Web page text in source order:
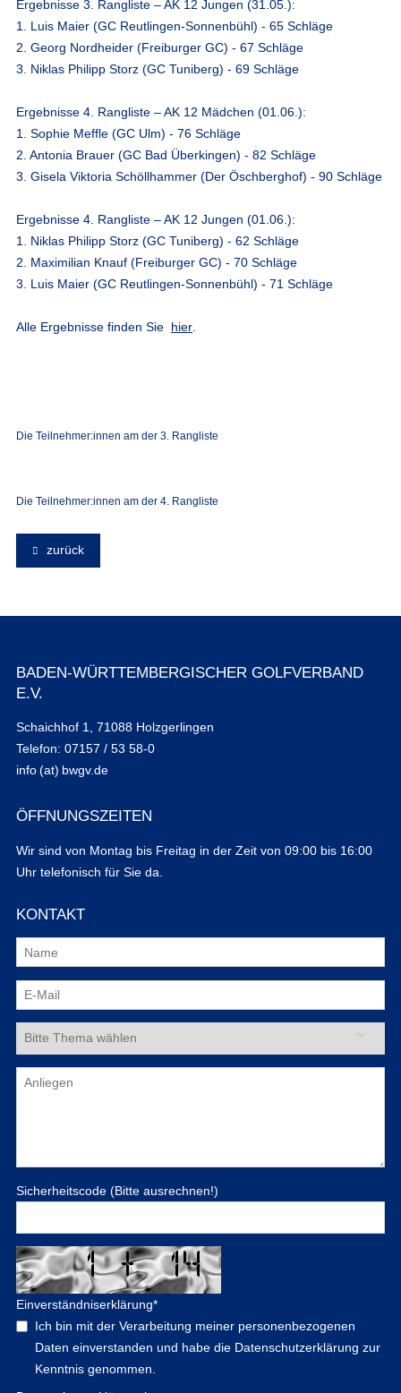
Ergebnisse 3. Rangliste – AK 12 Jungen (31.05.):
1. Luis Maier (GC Reutlingen-Sonnenbühl) - 65 Schläge
2. Georg Nordheider (Freiburger GC) - 67 Schläge
3. Niklas Philipp Storz (GC Tuniberg) - 69 Schläge
Ergebnisse 4. Rangliste – AK 12 Mädchen (01.06.):
1. Sophie Meffle (GC Ulm) - 76 Schläge
2. Antonia Brauer (GC Bad Überkingen) - 82 Schläge
3. Gisela Viktoria Schöllhammer (Der Öschberghof) - 90 Schläge
Ergebnisse 4. Rangliste – AK 12 Jungen (01.06.):
1. Niklas Philipp Storz (GC Tuniberg) - 62 Schläge
2. Maximilian Knauf (Freiburger GC) - 70 Schläge
3. Luis Maier (GC Reutlingen-Sonnenbühl) - 71 Schläge
Alle Ergebnisse finden Sie hier.
Die Teilnehmer:innen am der 3. Rangliste
Die Teilnehmer:innen am der 4. Rangliste
zurück
BADEN-WÜRTTEMBERGISCHER GOLFVERBAND
E.V.
Schaichhof 1, 71088 Holzgerlingen
Telefon: 07157 / 53 58-0
info (at) bwgv.de
ÖFFNUNGSZEITEN
Wir sind von Montag bis Freitag in der Zeit von 09:00 bis 16:00
Uhr telefonisch für Sie da.
KONTAKT
Sicherheitscode (Bitte ausrechnen!)
Einverständniserklärung*
Ich bin mit der Verarbeitung meiner personenbezogenen
Daten einverstanden und habe die Datenschutzerklärung zur
Kenntnis genommen.